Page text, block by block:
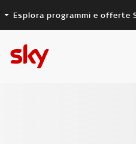
Esplora programmi e offerte